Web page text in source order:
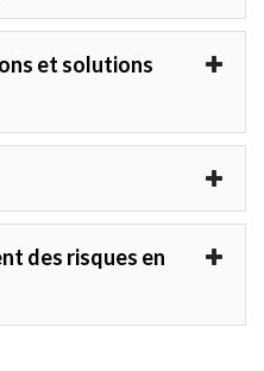
et solutions
des risques en